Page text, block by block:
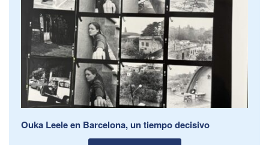
Ouka Leele en Barcelona, un tiempo decisivo